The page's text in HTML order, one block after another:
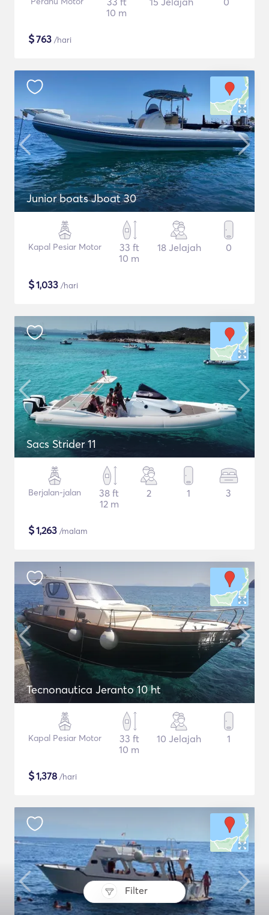
Filter
10 m
$763 /hari
Junior boats Jboat 30
Kapal Pesiar Motor
33 ft
10 m
18 Jelajah 0
$1,033 /hari
Sacs Strider 11
Berjalan-jalan
38 ft
12 m
2 1 3
$1,263 /malam
Tecnonautica Jeranto 10 ht
Kapal Pesiar Motor
33 ft
10 m
10 Jelajah 1
$1,378 /hari